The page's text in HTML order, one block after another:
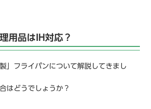
用品はIH対応？
」フライパンについて解説してきまし
はどうでしょうか？